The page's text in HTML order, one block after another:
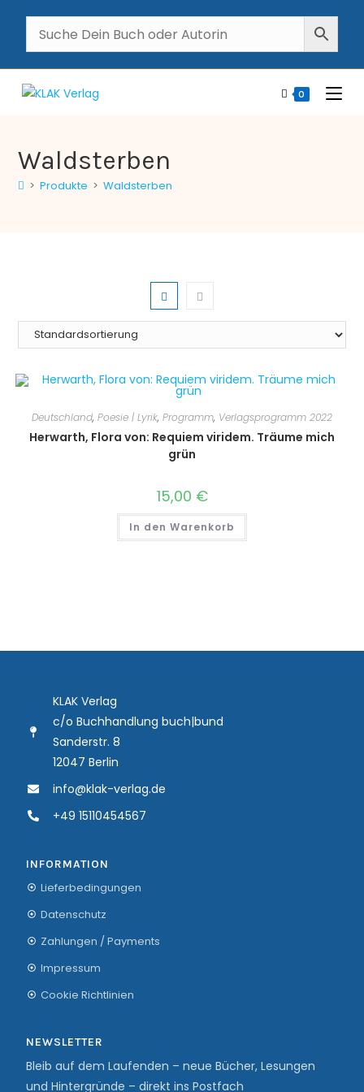
0
Waldsterben
> Produkte > Waldsterben
Deutschland, Poesie | Lyrik, Programm, Verlagsprogramm 2022
Herwarth, Flora von: Requiem viridem. Träume mich
grün
15,00 €
In den Warenkorb
KLAK Verlag
c/o Buchhandlung buch|bund
Sanderstr. 8
12047 Berlin
info@klak-verlag.de
+49 15110454567
INFORMATION
Lieferbedingungen
Datenschutz
Zahlungen / Payments
Impressum
Cookie Richtlinien
NEWSLETTER
Bleib auf dem Laufenden – neue Bücher, Lesungen
und Hintergründe – direkt ins Postfach